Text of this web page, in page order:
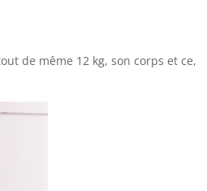
de même 12 kg, son corps et ce,